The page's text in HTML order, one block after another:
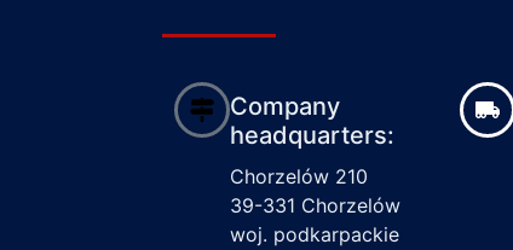
Company
headquarters:
Chorzelów 210
39-331 Chorzelów
woj. podkarpackie